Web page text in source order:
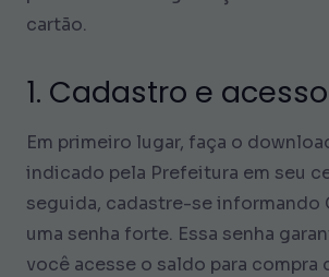
cartão.
1. Cadastro e
Em primeiro lugar, faça o
indicado pela Prefeitura em seu
seguida, cadastre-se informando
uma senha forte. Essa senha
você acesse o saldo para compra